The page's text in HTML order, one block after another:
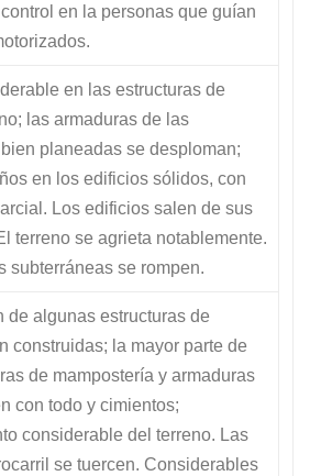
en la personas que guían
en las estructuras de
las armaduras de las
planeadas se desploman;
en los edificios sólidos, con
Los edificios salen de sus
terreno se agrieta notablemente.
subterráneas se rompen.
de algunas estructuras de
construidas; la mayor parte de
de mampostería y armaduras
con todo y cimientos;
considerable del terreno. Las
se tuercen. Considerables